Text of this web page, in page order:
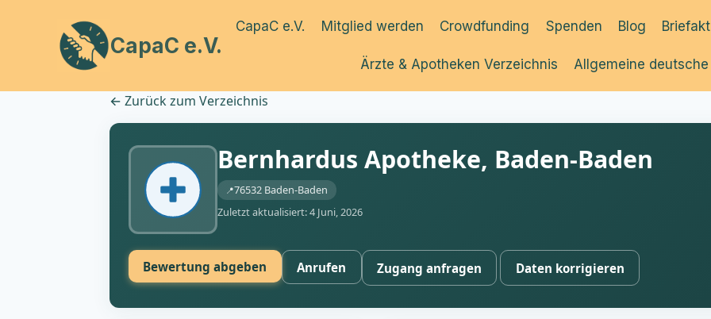
CapaC e.V.
CapaC e.V. Mitglied werden Crowdfunding Spenden Blog
Ärzte & Apotheken Verzeichnis Allgemeine
← Zurück zum Verzeichnis
Bernhardus Apotheke, Baden-Baden
76532 Baden-Baden
Zuletzt aktualisiert: 4 Juni, 2026
Bewertung abgeben Anrufen Zugang anfragen Daten korrigieren